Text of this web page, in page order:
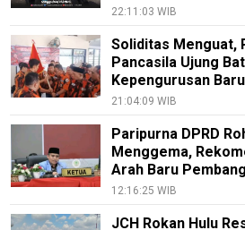
22:11:03 WIB
Soliditas Menguat,
Pancasila Ujung
Kepengurusan
21:04:09 WIB
Paripurna DPRD
Menggema,
Arah Baru
12:16:25 WIB
JCH Rokan Hulu